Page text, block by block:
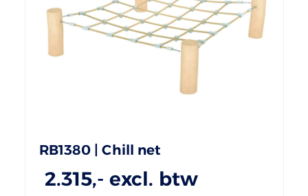
RB1380 | Chill net
2.315,- excl. btw